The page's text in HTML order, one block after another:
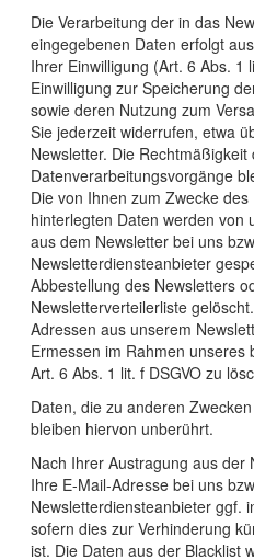
Die Verarbeitung der in das
eingegebenen Daten erfolgt
Ihrer Einwilligung (Art. 6 Abs. 1
Einwilligung zur Speicherung
sowie deren Nutzung zum
Sie jederzeit widerrufen, etwa
Newsletter. Die
Datenverarbeitungsvorgänge
Die von Ihnen zum Zwecke
hinterlegten Daten werden von
aus dem Newsletter bei uns
Newsletterdiensteanbieter
Abbestellung des Newsletters
Newsletterverteilerliste
Adressen aus unserem
Ermessen im Rahmen unseres
Art. 6 Abs. 1 lit. f DSGVO zu
Daten, die zu anderen
bleiben hiervon unberührt.
Nach Ihrer Austragung aus der
Ihre E-Mail-Adresse bei uns
Newsletterdiensteanbieter ggf.
sofern dies zur Verhinderung
ist. Die Daten aus der Blacklist